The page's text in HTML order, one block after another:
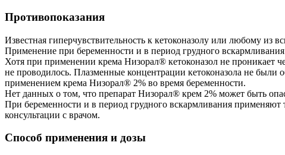
Противопоказания
Известная гиперчувствительность к кетоконазолу или любому из
Применение при беременности и в период грудного вскармливания
Хотя при применении крема Низорал® кетоконазол не проникает
не проводилось. Плазменные концентрации кетоконазола не
применением крема Низорал® 2% во время беременности.
Нет данных о том, что препарат Низорал® крем 2% может быть
При беременности и в период грудного вскармливания применяют
консультации с врачом.
Способ применения и дозы